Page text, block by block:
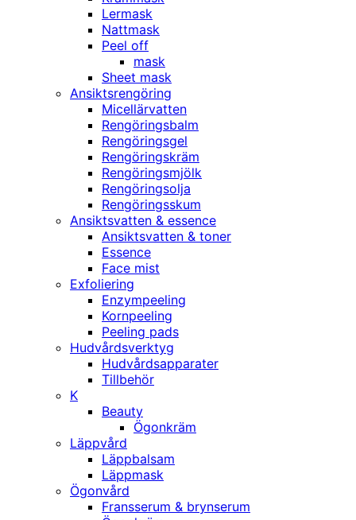
Lermask
Nattmask
Peel off
mask
Sheet mask
Ansiktsrengöring
Micellärvatten
Rengöringsbalm
Rengöringsgel
Rengöringskräm
Rengöringsmjölk
Rengöringsolja
Rengöringsskum
Ansiktsvatten & essence
Ansiktsvatten & toner
Essence
Face mist
Exfoliering
Enzympeeling
Kornpeeling
Peeling pads
Hudvårdsverktyg
Hudvårdsapparater
Tillbehör
K
Beauty
Ögonkräm
Läppvård
Läppbalsam
Läppmask
Ögonvård
Fransserum & brynserum